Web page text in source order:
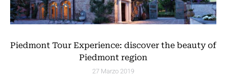
Piedmont Tour Experience: discover the beauty of
Piedmont region
27 Marzo 2019